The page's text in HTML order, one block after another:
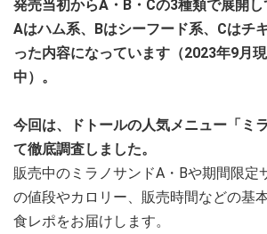
発売当初からA・B・Cの3種類で展開
Aはハム系、Bはシーフード系、Cはチ
った内容になっています（2023年9月
中）。
今回は、ドトールの人気メニュー「ミ
て徹底調査しました。
販売中のミラノサンドA・Bや期間限定
の値段やカロリー、販売時間などの基
食レポをお届けします。